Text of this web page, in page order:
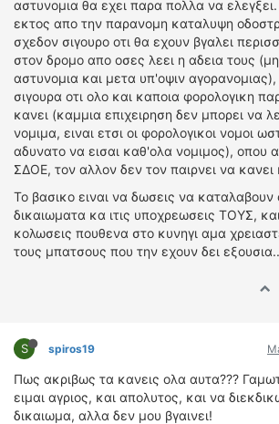
αστυνομια θα εχει παρα πολλα να
εκτος απο την παρανομη καταλυψη
σχεδον σιγουρο οτι θα εχουν βγαλει
στον δρομο απο οσες λεει η αδεια τους
αστυνομια και μετα υπ'οψιν αγορανομιας),
σιγουρα οτι ολο και καποια φορολογικη
κανει (καμμια επιχειρηση δεν μπορει να
νομιμα, ειναι ετσι οι φορολογικοι νομοι
αδυνατο να εισαι καθ'ολα νομιμος), οπου
ΣΔΟΕ, τον αλλον δεν τον παιρνει να κανει
Το βασικο ειναι να δωσεις να καταλαβουν
δικαιωματα κα ιτις υποχρεωσεις ΤΟΥΣ,
κολωσεις πουθενα στο κυνηγι αμα
τους μπατσους που την εχουν δει
S spiros19
Πως ακριβως τα κανεις ολα αυτα???
ειμαι αγριος, και απολυτος, και να
δικαιωμα, αλλα δεν μου βγαινει!